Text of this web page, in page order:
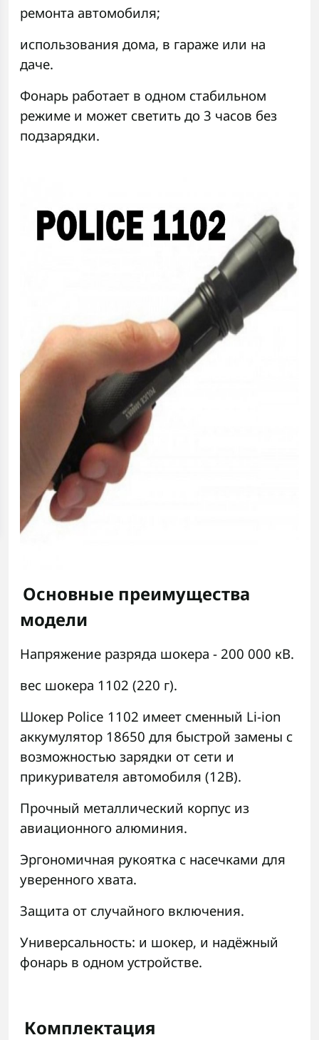
ремонта автомобиля;
использования дома, в гараже или на
даче.
Фонарь работает в одном стабильном
режиме и может светить до 3 часов без
подзарядки.
Основные преимущества
модели
Напряжение разряда шокера - 200 000 кВ.
вес шокера 1102 (220 г).
Шокер Police 1102 имеет сменный Li-ion
аккумулятор 18650 для быстрой замены с
возможностью зарядки от сети и
прикуривателя автомобиля (12В).
Прочный металлический корпус из
авиационного алюминия.
Эргономичная рукоятка с насечками для
уверенного хвата.
Защита от случайного включения.
Универсальность: и шокер, и надёжный
фонарь в одном устройстве.
Комплектация